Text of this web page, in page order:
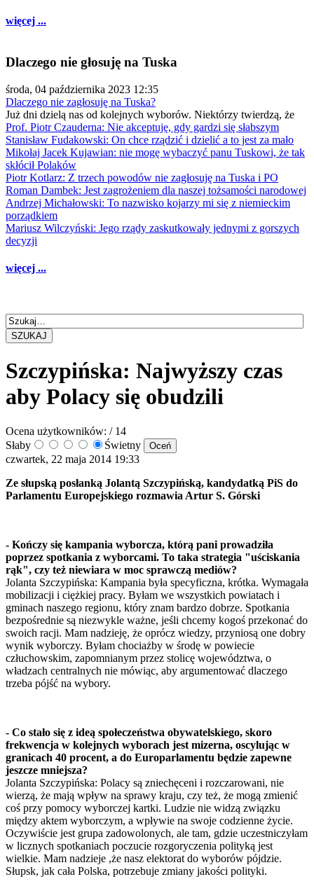
więcej ...
Dlaczego nie głosuję na Tuska
środa, 04 października 2023 12:35
Dlaczego nie zagłosuję na Tuska?
Już dni dzielą nas od kolejnych wyborów. Niektórzy twierdzą, że
Prof. Piotr Czauderna: Nie akceptuję, gdy gardzi się słabszym
Stanisław Fudakowski: On chce rządzić i dzielić a to jest za mało
Mikołaj Jacek Kujawian: nie mogę wybaczyć panu Tuskowi, że tak
skłócił Polaków
Piotr Kotlarz: Z trzech powodów nie zagłosuję na Tuska i PO
Roman Dambek: Jest zagrożeniem dla naszej tożsamości narodowej
Andrzej Michałowski: To nazwisko kojarzy mi się z niemieckim
porządkiem
Mariusz Wilczyński: Jego rządy zaskutkowały jednymi z gorszych
decyzji
więcej ...
SZUKAJ
Szczypińska: Najwyższy czas
aby Polacy się obudzili
Ocena użytkowników: / 14
Słaby
Świetny
czwartek, 22 maja 2014 19:33
Ze słupską posłanką Jolantą Szczypińską, kandydatką PiS do
Parlamentu Europejskiego rozmawia Artur S. Górski
- Kończy się kampania wyborcza, którą pani prowadziła
poprzez spotkania z wyborcami. To taka strategia "uściskania
rąk", czy też niewiara w moc sprawczą mediów?
Jolanta Szczypińska: Kampania była specyficzna, krótka. Wymagała
mobilizacji i ciężkiej pracy. Byłam we wszystkich powiatach i
gminach naszego regionu, który znam bardzo dobrze. Spotkania
bezpośrednie są niezwykle ważne, jeśli chcemy kogoś przekonać do
swoich racji. Mam nadzieję, że oprócz wiedzy, przyniosą one dobry
wynik wyborczy. Byłam chociażby w środę w powiecie
człuchowskim, zapomnianym przez stolicę województwa, o
władzach centralnych nie mówiąc, aby argumentować dlaczego
trzeba pójść na wybory.
- Co stało się z ideą społeczeństwa obywatelskiego, skoro
frekwencja w kolejnych wyborach jest mizerna, oscylując w
granicach 40 procent, a do Europarlamentu będzie zapewne
jeszcze mniejsza?
Jolanta Szczypińska: Polacy są zniechęceni i rozczarowani, nie
wierzą, że mają wpływ na sprawy kraju, czy też, że mogą zmienić
coś przy pomocy wyborczej kartki. Ludzie nie widzą związku
między aktem wyborczym, a wpływie na swoje codzienne życie.
Oczywiście jest grupa zadowolonych, ale tam, gdzie uczestniczyłam
w licznych spotkaniach poczucie rozgoryczenia polityką jest
wielkie. Mam nadzieje ,że nasz elektorat do wyborów pójdzie.
Słupsk, jak cała Polska, potrzebuje zmiany jakości polityki.